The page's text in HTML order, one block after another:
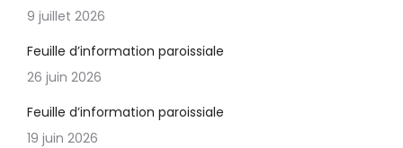
9 juillet 2026
Feuille d’information paroissiale
26 juin 2026
Feuille d’information paroissiale
19 juin 2026